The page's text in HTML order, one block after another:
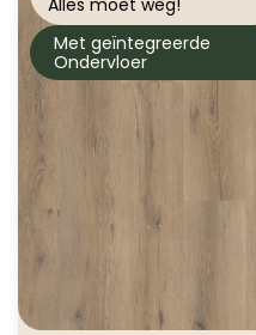
Met geïntegreerde
Ondervloer